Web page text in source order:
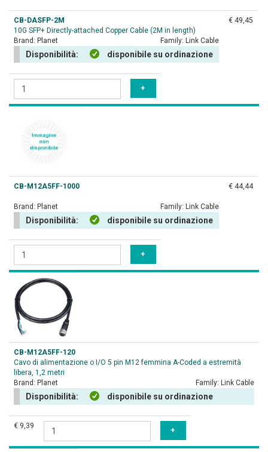
CB-DASFP-2M
10G SFP+ Directly-attached Copper Cable (2M in length)
Brand: Planet Family: Link Cable
Disponibilità: disponibile su ordinazione
€ 49,45
CB-M12A5FF-1000
Brand: Planet Family: Link Cable
Disponibilità: disponibile su ordinazione
€ 44,44
CB-M12A5FF-120
Cavo di alimentazione o I/O 5 pin M12 femmina A-Coded a estremità
libera, 1,2 metri
Brand: Planet Family: Link Cable
Disponibilità: disponibile su ordinazione
€ 9,39